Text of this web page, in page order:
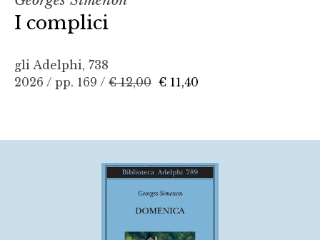
I complici
gli Adelphi, 738
2026 / pp. 169 / € 12,00 € 11,40